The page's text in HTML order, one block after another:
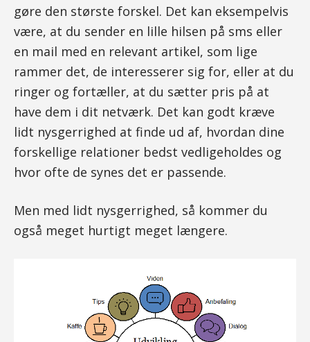
gøre den største forskel. Det kan eksempelvis
være, at du sender en lille hilsen på sms eller
en mail med en relevant artikel, som lige
rammer det, de interesserer sig for, eller at du
ringer og fortæller, at du sætter pris på at
have dem i dit netværk. Det kan godt kræve
lidt nysgerrighed at finde ud af, hvordan dine
forskellige relationer bedst vedligeholdes og
hvor ofte de synes det er passende.
Men med lidt nysgerrighed, så kommer du
også meget hurtigt meget længere.